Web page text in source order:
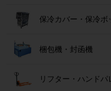
保冷カバー・保冷ボ
梱包機・封函機
リフター・ハンドパ